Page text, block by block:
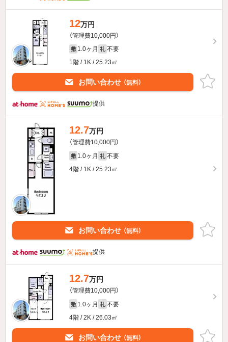
12万円
（管理費10,000円）
敷 1.0ヶ月 礼 不要
1階 / 1K / 25.23㎡
お問い合わせ （無料）
提供
12.7万円
（管理費10,000円）
敷 1.0ヶ月 礼 不要
4階 / 1K / 25.23㎡
お問い合わせ （無料）
提供
12.7万円
（管理費10,000円）
敷 1.0ヶ月 礼 不要
4階 / 2K / 26.03㎡
お問い合わせ （無料）